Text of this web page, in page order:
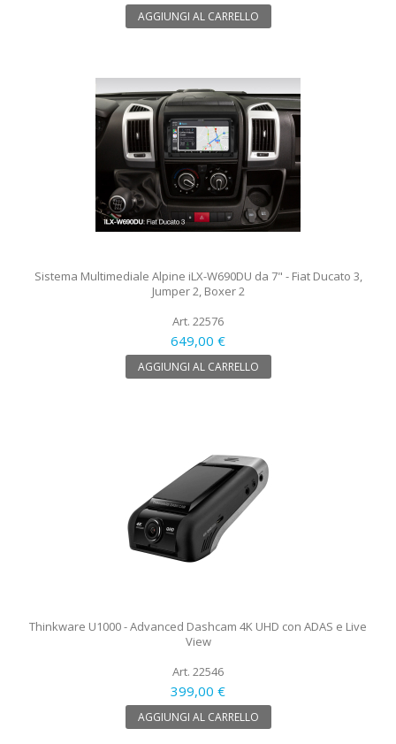
AGGIUNGI AL CARRELLO
Sistema Multimediale Alpine iLX-W690DU da 7" - Fiat Ducato 3,
Jumper 2, Boxer 2
Art. 22576
649,00 €
AGGIUNGI AL CARRELLO
Thinkware U1000 - Advanced Dashcam 4K UHD con ADAS e Live
View
Art. 22546
399,00 €
AGGIUNGI AL CARRELLO